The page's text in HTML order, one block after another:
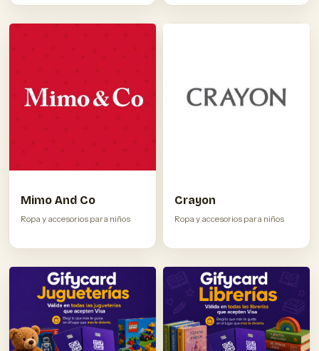
Mimo And Co
Ropa y accesorios para niños
Crayon
Ropa y accesorios para niños